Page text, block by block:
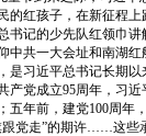
的红孩子，在新征程
书记的少先队红领巾
中共一大会址和南湖
是习近平总书记长期以
产党成立95周年，习
五年前，建党100周年
党走”的期许……这些